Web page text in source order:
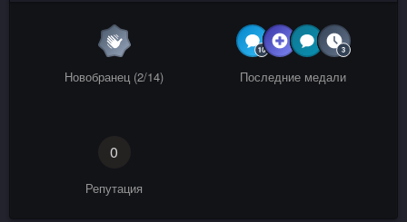
Новобранец (2/14) Последние медали
0
Репутация